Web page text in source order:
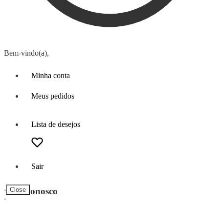
Bem-vindo(a),
Minha conta
Meus pedidos
Lista de desejos
Sair
Close
Fale Conosco